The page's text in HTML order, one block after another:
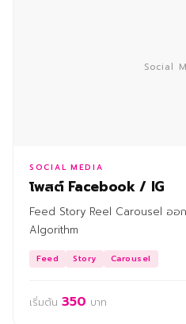
Social
SOCIAL MEDIA
โพสต์ Facebook / IG
Feed Story Reel Carousel ออ
Algorithm
Feed Story Carousel
เริ่มต้น 350 บาท